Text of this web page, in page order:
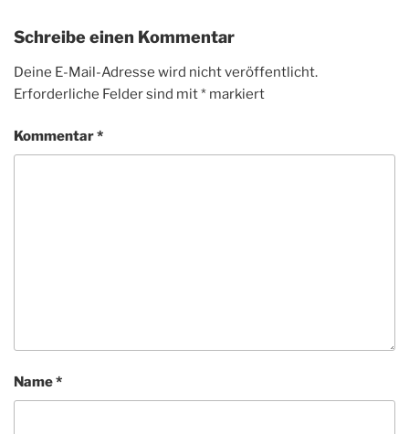
Schreibe einen Kommentar
Deine E-Mail-Adresse wird nicht veröffentlicht.
Erforderliche Felder sind mit* markiert
Kommentar*
Name*